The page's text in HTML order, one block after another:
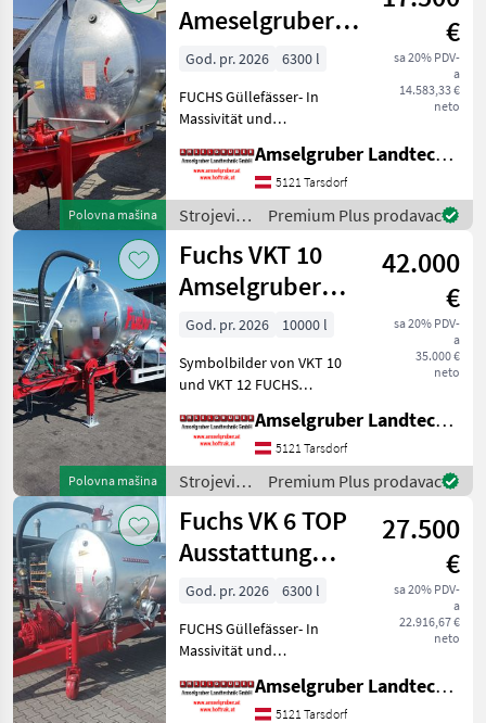
gnojenje i
navodnjavanje
/ Fuchs
Polovna mašina
Ameselgruber
Edition
€
sa 20% PDV-
a
14.583,33 €
neto
God. pr. 2026
6300 l
FUCHS Güllefässer- In
Massivität und
(Stärkste Materialstärken +
Beste Materialen und Beste
Komponenten der
führenden TOP Hersteller!)
Sei
Amselgruber Landtechnik GmbH
5121 Tarsdorf
Strojevi
za
đubrenje,
gnojenje i
navodnjavanje
/ Fuchs
Premium Plus prodavac
Polovna mašina
Fuchs VKT 10
Amselgruber
EDITION
42.000
€
sa 20% PDV-
a
35.000 €
neto
God. pr. 2026
10000 l
Symbolbilder von VKT 10
und VKT 12 FUCHS
und Langlebigkeit
unschlagbar! (Stärkste
Materialstärken + Beste
Materialen und Beste
Komponente
Amselgruber Landtechnik GmbH
5121 Tarsdorf
Strojevi
za
đubrenje,
gnojenje i
navodnjavanje
/ Fuchs
Premium Plus prodavac
Fuchs VK 6 TOP
Ausstattung
LAGERND
27.500
€
sa 20% PDV-
a
22.916,67 €
neto
God. pr. 2026
6300 l
FUCHS Güllefässer- In
Massivität und
(Stärkste Materialstärken +
Beste Materialen und Beste
Amselgruber Landtechnik GmbH
5121 Tarsdorf